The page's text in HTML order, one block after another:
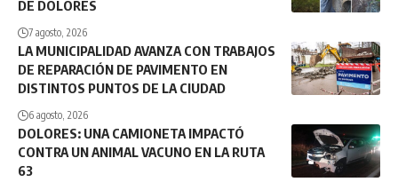
DE DOLORES
7 agosto, 2026
LA MUNICIPALIDAD AVANZA CON TRABAJOS
DE REPARACIÓN DE PAVIMENTO EN
DISTINTOS PUNTOS DE LA CIUDAD
6 agosto, 2026
DOLORES: UNA CAMIONETA IMPACTÓ
CONTRA UN ANIMAL VACUNO EN LA RUTA
63